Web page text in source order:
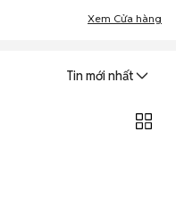
Xem Cửa hàng
Tin mới nhất